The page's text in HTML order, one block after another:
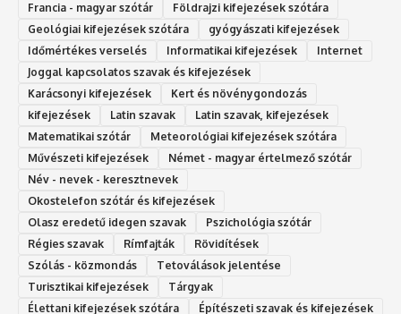
Francia - magyar szótár
Földrajzi kifejezések szótára
Geológiai kifejezések szótára
gyógyászati kifejezések
Időmértékes verselés
Informatikai kifejezések
Internet
Joggal kapcsolatos szavak és kifejezések
Karácsonyi kifejezések
Kert és növénygondozás
kifejezések
Latin szavak
Latin szavak, kifejezések
Matematikai szótár
Meteorológiai kifejezések szótára
Művészeti kifejezések
Német - magyar értelmező szótár
Név - nevek - keresztnevek
Okostelefon szótár és kifejezések
Olasz eredetű idegen szavak
Ps‮gólohciz‬ia s‮átóz‬r
Régies szavak
Rímfajták
Rövidítések
Szólás - közmondás
Tetoválások jelentése
Turisztikai kifejezések
Tárgyak
Élettani kifejezések szótára
Építészeti szavak és kifejezések